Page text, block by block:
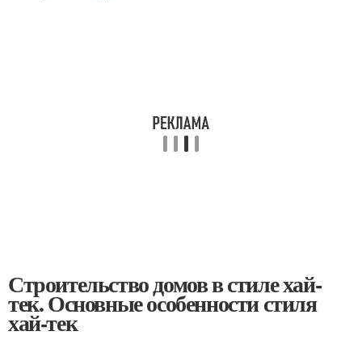
Строительство домов в стиле хай-
тек. Основные особенности стиля
хай-тек